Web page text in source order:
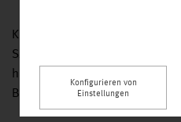
Kommen Sie doch mal vorbei:
SZ-Servicepunkten erleben Sie
hautnah. Sie können Anzeigen
Bücher oder Tickets kaufen
Konfigurieren von
Einstellungen